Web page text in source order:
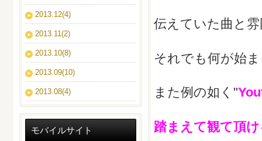
伝えていた曲と
それでも何が始
また例の如く"
踏まえて観て頂
2013.12(4)
2013.11(2)
2013.10(8)
2013.09(10)
2013.08(4)
モバイルサイト